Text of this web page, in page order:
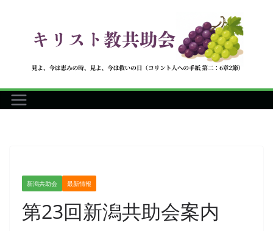
へ
ス
新潟共助会 最新情報
第23回新潟共助会案内